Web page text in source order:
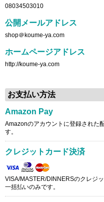
08034503010
公開メールアドレス
shop＠koume-ya.com
ホームページアドレス
http://koume-ya.com
お支払い方法
Amazon Pay
Amazonのアカウントに登録された
す。
クレジットカード決済
VISA/MASTER/DINNERSのクレジ
一括払いのみです。